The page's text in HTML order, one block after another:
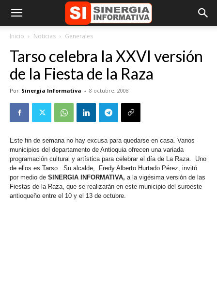
Inicio Noticias Generales
Tarso celebra la XXVI versión
de la Fiesta de la Raza
Por Sinergia Informativa - 8 octubre, 2008
Este fin de semana no hay excusa para quedarse en casa. Varios
municipios del departamento de Antioquia ofrecen una variada
programación cultural y artística para celebrar el día de La Raza. Uno
de ellos es Tarso. Su alcalde,
Fredy Alberto Hurtado Pérez, invitó
por medio de SINERGIA INFORMATIVA, a la vigésima versión de las
Fiestas de la Raza, que se realizarán en este municipio del suroeste
antioqueño entre el 10 y el 13 de octubre.